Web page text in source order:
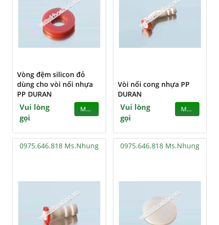
Vòng đệm silicon đỏ
dùng cho vòi nối nhựa
PP DURAN
Vui lòng
gọi
MUA
Vòi nối cong nhựa PP
DURAN
Vui lòng
gọi
MUA
0975.646.818 Ms.Nhung 0975.646.818 Ms.Nhung